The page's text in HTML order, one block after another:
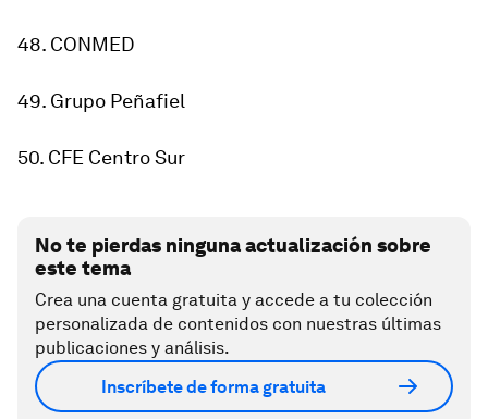
48. CONMED
49. Grupo Peñafiel
50. CFE Centro Sur
No te pierdas ninguna actualización sobre
este tema
Crea una cuenta gratuita y accede a tu colección
personalizada de contenidos con nuestras últimas
publicaciones y análisis.
Inscríbete de forma gratuita